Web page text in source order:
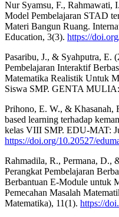
Nur Syamsu, F., Rahmawati,
Model Pembelajaran STAD
Materi Bangun Ruang.
Education, 3(3). https://
Pasaribu, J., & Syahputra, E.
Pembelajaran Interaktif
Matematika Realistik Untuk
Siswa SMP. GENTA
Prihono, E. W., & Khasanah,
based learning terhadap
kelas VIII SMP. EDU-MAT:
https://doi.org/10.20527/
Rahmadila, R., Permana, D.,
Perangkat Pembelajaran
Berbantuan E-Module untuk
Pemecahan Masalah
Matematika), 11(1). https://